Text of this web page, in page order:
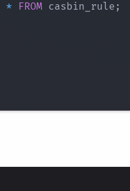
* FROM casbin_rule ;